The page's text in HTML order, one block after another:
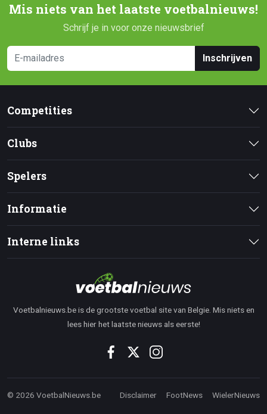
Mis niets van het laatste voetbalnieuws!
Schrijf je in voor onze nieuwsbrief
Inschrijven
Competities
Clubs
Spelers
Informatie
Interne links
Voetbalnieuws.be is de grootste voetbal site van Belgie. Mis niets en
lees hier het laatste nieuws als eerste!
© 2026 VoetbalNieuws.be Disclaimer FootNews WielerNieuws